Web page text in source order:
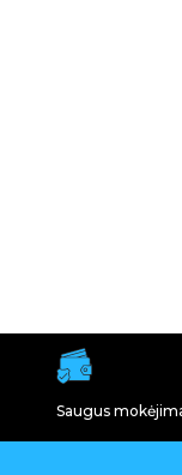
Saugus